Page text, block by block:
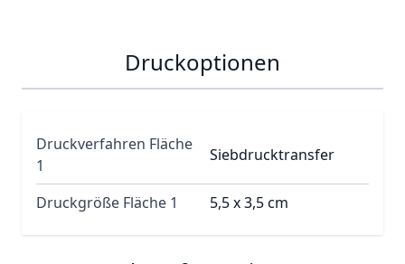
Druckoptionen
Druckverfahren Fläche
1
Siebdrucktransfer
Druckgröße Fläche 1 5,5 x 3,5 cm